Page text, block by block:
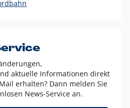
dürfen nur in Ausnahmefällen
Beispiel:
reine Schwarz-Weiß-Umsetzungen
aktuelle Informationen direkt
erhalten? Dann melden Sie
News-Service an.